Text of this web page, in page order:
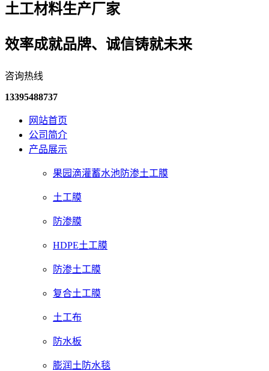
土工材料生产厂家
效率成就品牌、诚信铸就未来
咨询热线
13395488737
网站首页
公司简介
产品展示
果园滴灌蓄水池防渗土工膜
土工膜
防渗膜
HDPE土工膜
防渗土工膜
复合土工膜
土工布
防水板
膨润土防水毯